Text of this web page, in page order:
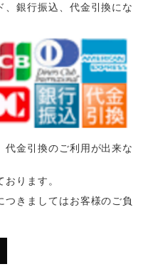
、銀行振込、代金引換にな
金引換のご利用が出来な
ります。
つきましてはお客様のご負